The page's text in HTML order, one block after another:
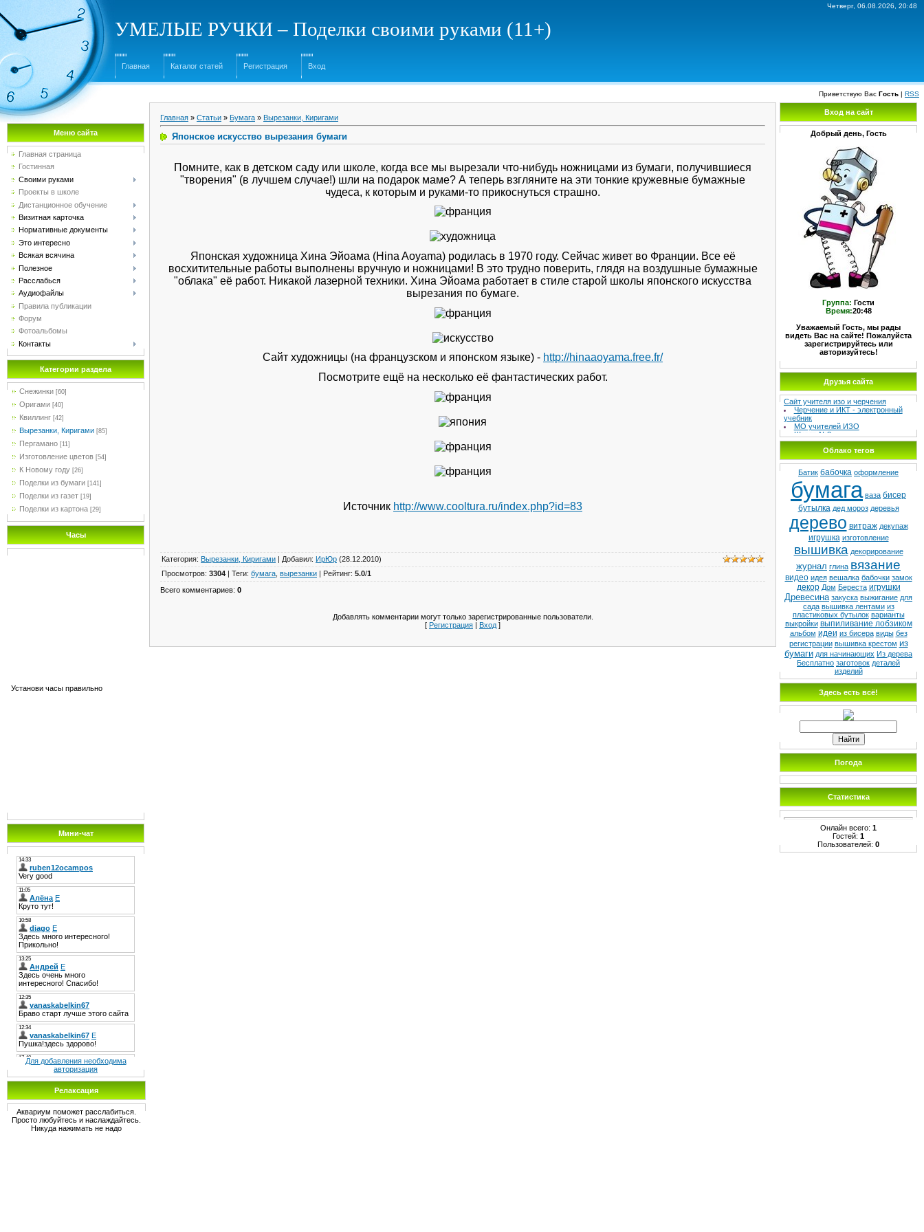
Четверг, 06.08.2026, 20:48
УМЕЛЫЕ РУЧКИ – Поделки своими руками (11+)
Главная Каталог статей Регистрация Вход
Приветствую Вас Гость | RSS
Меню сайта
Главная страница
Гостинная
Своими руками
Проекты в школе
Дистанционное обучение
Визитная карточка
Нормативные документы
Это интересно
Всякая всячина
Полезное
Расслабься
Аудиофайлы
Правила публикации
Форум
Фотоальбомы
Контакты
Категории раздела
Снежинки [60]
Оригами [40]
Квиллинг [42]
Вырезанки, Киригами [85]
Пергамано [11]
Изготовление цветов [54]
К Новому году [26]
Поделки из бумаги [141]
Поделки из газет [19]
Поделки из картона [29]
Часы
Установи часы правильно
Мини-чат
Для добавления необходима
авторизация
Релаксация
Аквариум поможет расслабиться.
Просто любуйтесь и наслаждайтесь.
Никуда нажимать не надо
Главная » Статьи » Бумага » Вырезанки, Киригами
Японское искусство вырезания бумаги
Помните, как в детском саду или школе, когда все мы вырезали что-нибудь ножницами из бумаги, получившиеся
"творения" (в лучшем случае!) шли на подарок маме? А теперь взгляните на эти тонкие кружевные бумажные
чудеса, к которым и руками-то прикоснуться страшно.
Японская художница Хина Эйоама (Hina Aoyama) родилась в 1970 году. Сейчас живет во Франции. Все её
восхитительные работы выполнены вручную и ножницами! В это трудно поверить, глядя на воздушные бумажные
"облака" её работ. Никакой лазерной техники. Хина Эйоама работает в стиле старой школы японского искусства
вырезания по бумаге.
Сайт художницы (на французском и японском языке) - http://hinaaoyama.free.fr/
Посмотрите ещё на несколько её фантастических работ.
Источник http://www.cooltura.ru/index.php?id=83
Категория: Вырезанки, Киригами | Добавил: ИрЮр (28.12.2010)
Просмотров: 3304 | Теги: бумага вырезанки | Рейтинг: 5.0/1
Всего комментариев: 0
Добавлять комментарии могут только зарегистрированные пользователи.
[ Регистрация | Вход ]
Вход на сайт
Добрый день, Гость
Группа: Гости
Время:20:48
Уважаемый Гость, мы рады
видеть Вас на сайте! Пожалуйста
зарегистрируйтесь или
авторизуйтесь!
Друзья сайта
МЕТОДИЧЕСКИЙ СУНДУЧОК –
Сайт учителя изо и черчения
Черчение и ИКТ - электронный
учебник
МО учителей ИЗО
Школа №8
Детская худ. школа
Облако тегов
Батик бабочка оформление
бумага ваза бисер
бутылка дед мороз деревья
дерево витраж декупаж
игрушка изготовление
вышивка декорирование
журнал глина вязание
видео идея вешалка бабочки замок
декор Дом Береста игрушки
Древесина закуска выжигание для
сада вышивка лентами из
пластиковых бутылок варианты
выкройки выпиливание лобзиком
альбом идеи из бисера виды без
регистрации вышивка крестом из
бумаги для начинающих Из дерева
Бесплатно заготовок деталей
изделий
Здесь есть всё!
Погода
Статистика
Онлайн всего: 1
Гостей: 1
Пользователей: 0